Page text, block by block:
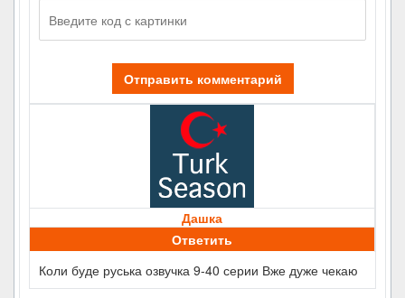
Отправить комментарий
Дашка
Ответить
Коли буде руська озвучка 9-40 серии Вже дуже чекаю